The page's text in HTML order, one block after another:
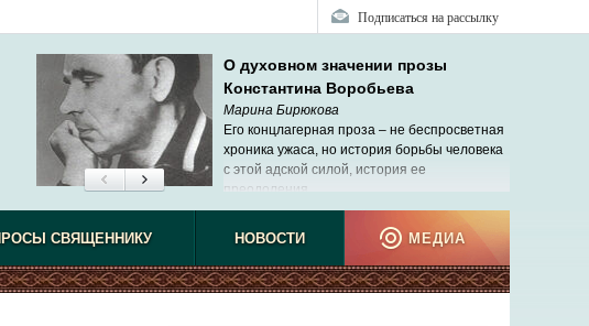
Подписаться на рассылку
О духовном значении прозы
Константина Воробьева
Марина Бирюкова
Его концлагерная проза – не беспросветная
хроника ужаса, но история борьбы человека
с этой адской силой, история ее
преодоления.
СВЯЩЕННИКУ НОВОСТИ МЕДИА